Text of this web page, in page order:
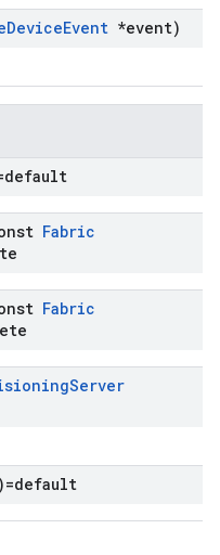
DeviceEvent *event)
Fabric
Fabric
Server